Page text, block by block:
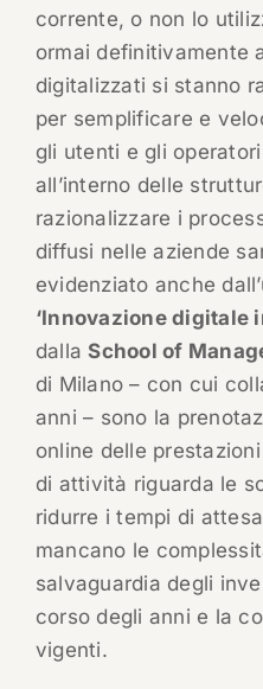
corrente, o non lo
ormai definitivamente
digitalizzati si stanno
per semplificare e
gli utenti e gli
all’interno delle
razionalizzare i
diffusi nelle aziende
evidenziato anche
‘Innovazione digitale
dallaSchool of
di Milano – con cui
anni – sono la
online delle
di attività riguarda le
ridurre i tempi di
mancano le
salvaguardia degli
corso degli anni e la
vigenti.